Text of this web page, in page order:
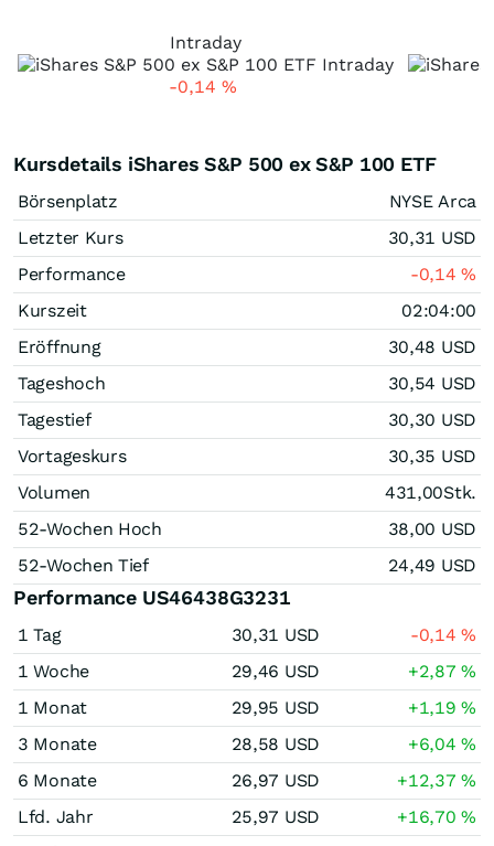
Intraday
-0,14 %
Kursdetails iShares S&P 500 ex S&P 100 ETF
Börsenplatz
NYSE Arca
Letzter Kurs
30,31 USD
Performance
-0,14%
Kurszeit
02:04:00
Eröffnung
30,48 USD
Tageshoch
30,54 USD
Tagestief
30,30 USD
Vortageskurs
30,35 USD
Volumen
431,00Stk.
52-Wochen Hoch
38,00 USD
52-Wochen Tief
24,49 USD
Performance US46438G3231
1 Tag 30,31 USD -0,14%
1 Woche
29,46 USD +2,87%
1 Monat
29,95 USD +1,19%
3 Monate
28,58 USD +6,04%
6 Monate
26,97 USD +12,37%
Lfd. Jahr
25,97 USD +16,70%